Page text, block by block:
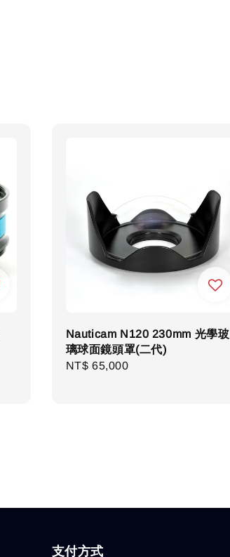
Nauticam N120 230mm 光學玻
璃球面鏡頭罩(二代)
Regular
NT$ 65,000
支付方式